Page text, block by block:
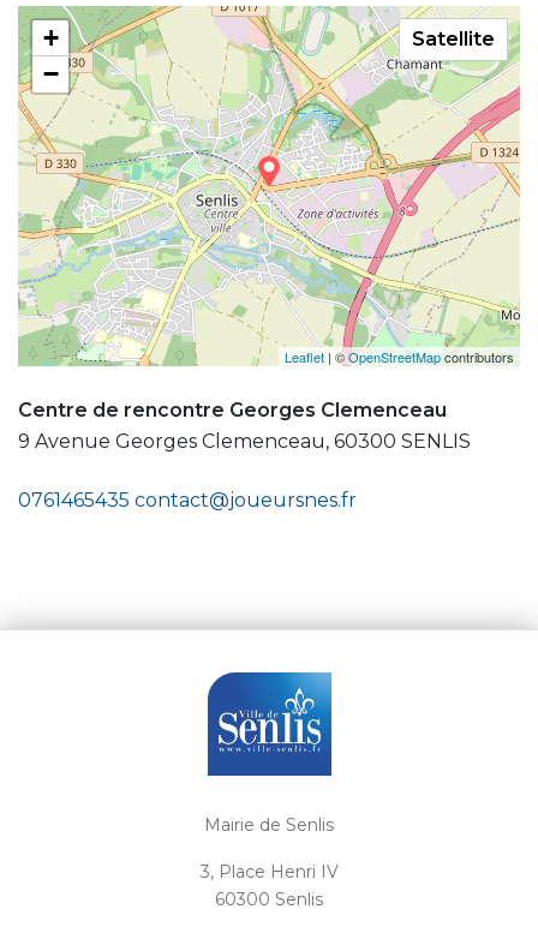
+
−
Leaflet | ©OpenStreetMapcontributors
Satellite
Centre de rencontre Georges Clemenceau
9 Avenue Georges Clemenceau, 60300 SENLIS
0761465435 contact@joueursnes.fr
Mairie de Senlis
3, Place Henri IV
60300 Senlis